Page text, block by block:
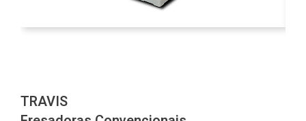
TRAVIS